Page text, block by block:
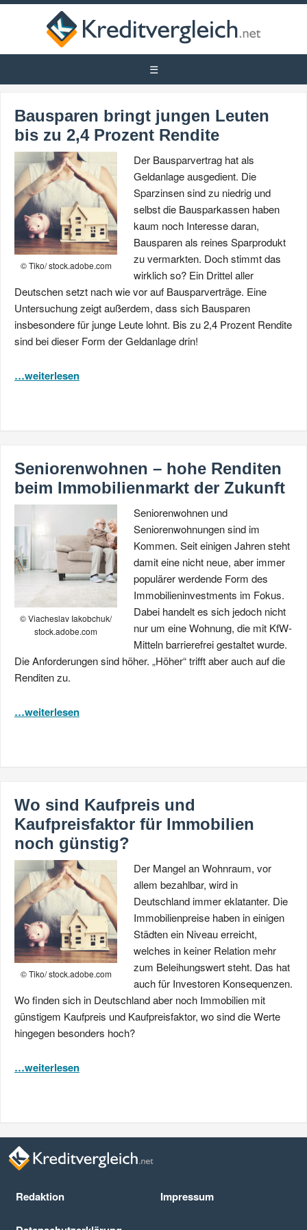
Bausparen bringt jungen Leuten
bis zu 2,4 Prozent Rendite
© Tiko/ stock.adobe.com
Der Bausparvertrag hat als
Geldanlage ausgedient. Die
Sparzinsen sind zu niedrig und
selbst die Bausparkassen haben
kaum noch Interesse daran,
Bausparen als reines Sparprodukt
zu vermarkten. Doch stimmt das
wirklich so? Ein Drittel aller
Deutschen setzt nach wie vor auf Bausparverträge. Eine
Untersuchung zeigt außerdem, dass sich Bausparen
insbesondere für junge Leute lohnt. Bis zu 2,4 Prozent Rendite
sind bei dieser Form der Geldanlage drin!
…weiterlesen
Seniorenwohnen – hohe Renditen
beim Immobilienmarkt der Zukunft
© Viacheslav Iakobchuk/
stock.adobe.com
Seniorenwohnen und
Seniorenwohnungen sind im
Kommen. Seit einigen Jahren steht
damit eine nicht neue, aber immer
populärer werdende Form des
Immobilieninvestments im Fokus.
Dabei handelt es sich jedoch nicht
nur um eine Wohnung, die mit KfW-
Mitteln barrierefrei gestaltet wurde.
Die Anforderungen sind höher. „Höher“ trifft aber auch auf die
Renditen zu.
…weiterlesen
Wo sind Kaufpreis und
Kaufpreisfaktor für Immobilien
noch günstig?
© Tiko/ stock.adobe.com
Der Mangel an Wohnraum, vor
allem bezahlbar, wird in
Deutschland immer eklatanter. Die
Immobilienpreise haben in einigen
Städten ein Niveau erreicht,
welches in keiner Relation mehr
zum Beleihungswert steht. Das hat
auch für Investoren Konsequenzen.
Wo finden sich in Deutschland aber noch Immobilien mit
günstigem Kaufpreis und Kaufpreisfaktor, wo sind die Werte
hingegen besonders hoch?
…weiterlesen
Redaktion Impressum